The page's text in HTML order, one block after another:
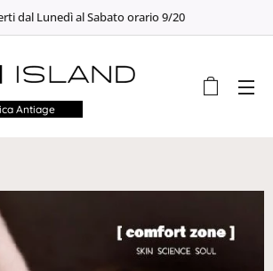
dal Lunedì al Sabato orario 9/20
Antiage